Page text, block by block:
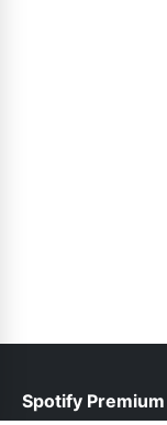
Spotify Premium